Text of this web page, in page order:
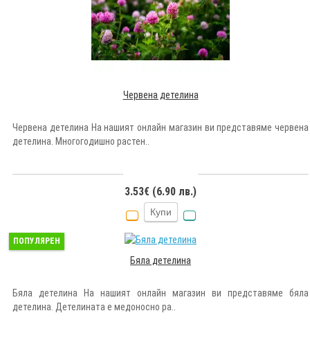
Червена детелина
Червена детелина На нашият онлайн магазин ви представяме червена
детелина. Многогодишно растен..
3.53€ (6.90 лв.)
Купи
ПОПУЛЯРЕН
Бяла детелина
Бяла детелина На нашият онлайн магазин ви представяме бяла
детелина. Детелината е медоносно ра..